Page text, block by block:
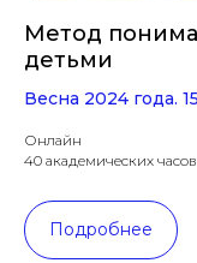
Метод
детьми
Весна 2024 года.
Онлайн
40 академических часов
Подробнее